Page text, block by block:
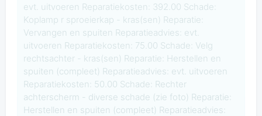
evt. uitvoeren Reparatiekosten: 392.00 Schade:
Koplamp r sproeierkap - kras(sen) Reparatie:
Vervangen en spuiten Reparatieadvies: evt.
uitvoeren Reparatiekosten: 75.00 Schade: Velg
rechtsachter - kras(sen) Reparatie: Herstellen en
spuiten (compleet) Reparatieadvies: evt. uitvoeren
Reparatiekosten: 50.00 Schade: Rechter
achterscherm - diverse schade (zie foto) Reparatie:
Herstellen en spuiten (compleet) Reparatieadvies: